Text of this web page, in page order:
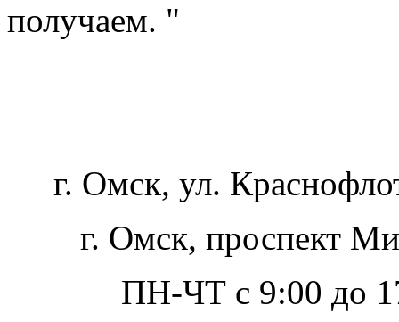
получаем. "
г. Омск, ул.
г. Омск, проспект
ПН-ЧТ с 9:00 до